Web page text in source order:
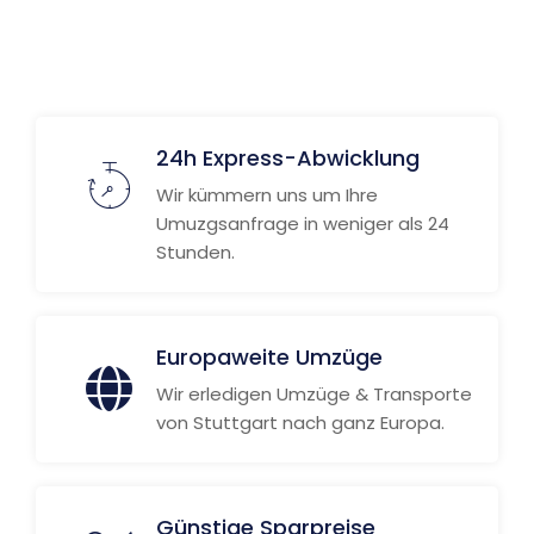
24h Express-Abwicklung
Wir kümmern uns um Ihre
Umuzgsanfrage in weniger als 24
Stunden.
Europaweite Umzüge
Wir erledigen Umzüge & Transporte
von Stuttgart nach ganz Europa.
Günstige Sparpreise